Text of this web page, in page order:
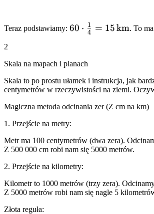
Teraz podstawiamy: 60 \cdot
60 ⋅ 4
1 = 15km. To
2
Skala na mapach i planach
Skala to po prostu ułamek i instrukcja, jak
centymetrów w rzeczywistości na ziemi.
Magiczna metoda odcinania zer (Z cm na km)
1. Przejście na metry:
Metr ma 100 centymetrów (dwa zera).
Z 500 000 cm robi nam się 5000 metrów.
2. Przejście na kilometry:
Kilometr to 1000 metrów (trzy zera).
Z 5000 metrów robi nam się nagle 5
Złota reguła: